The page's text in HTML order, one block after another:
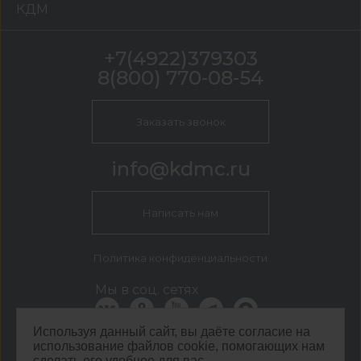
Используя данный сайт, вы даёте согласие на
использование файлов cookie, помогающих нам
КДМ
КДМ Владимир
+7(4922)379303
8(800) 770-08-54
Заказать звонок
info@kdmc.ru
Написать нам
Политика конфиденциальности
Мы в соц. сетях